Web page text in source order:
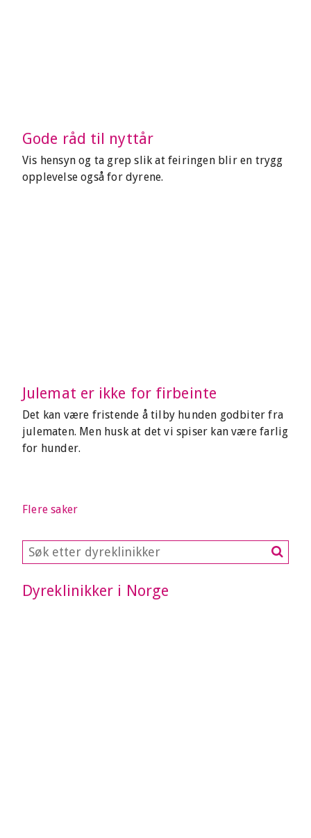
Gode råd til nyttår
Vis hensyn og ta grep slik at feiringen blir en trygg
opplevelse også for dyrene.
Julemat er ikke for firbeinte
Det kan være fristende å tilby hunden godbiter fra
julematen. Men husk at det vi spiser kan være farlig
for hunder.
Flere saker
Dyreklinikker i Norge